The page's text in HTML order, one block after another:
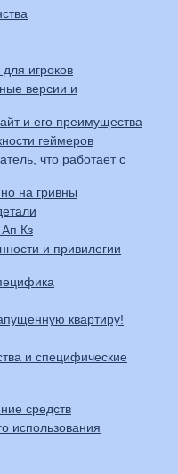
игроков
версии и
и его преимущества
геймеров
что работает с
на гривны
Кз
и привилегии
квартиру!
и специфические
средств
использования